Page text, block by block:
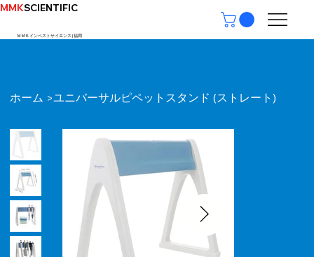
MMKSCIENTIFIC
ＭＭＫインベストサイエンス | ​福岡
ホーム >ユニバーサルピペットスタンド (ストレート)